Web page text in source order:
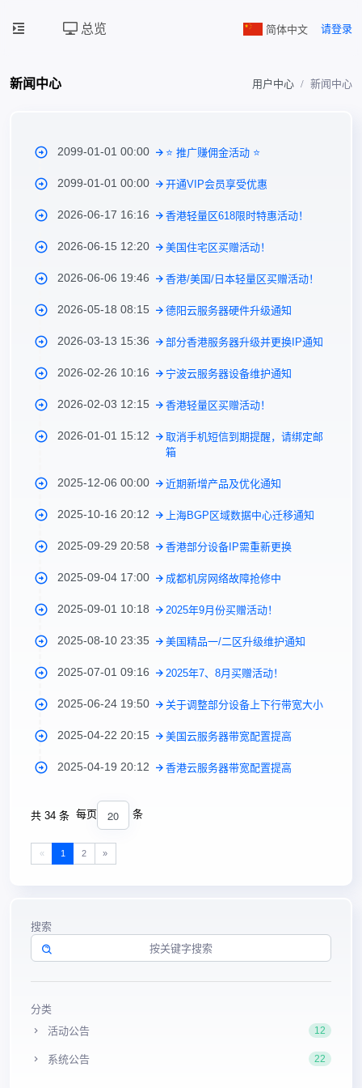
总览 简体中文 请登录
新闻中心 用户中心 新闻中心
2099-01-01 00:00 ⭐ 推广赚佣金活动 ⭐
2099-01-01 00:00 开通VIP会员享受优惠
2026-06-17 16:16 香港轻量区618限时特惠活动！
2026-06-15 12:20 美国住宅区买赠活动！
2026-06-06 19:46 香港/美国/日本轻量区买赠活动！
2026-05-18 08:15 德阳云服务器硬件升级通知
2026-03-13 15:36 部分香港服务器升级并更换IP通知
2026-02-26 10:16 宁波云服务器设备维护通知
2026-02-03 12:15 香港轻量区买赠活动！
2026-01-01 15:12
取消手机短信到期提醒，请绑定邮
箱
2025-12-06 00:00 近期新增产品及优化通知
2025-10-16 20:12 上海BGP区域数据中心迁移通知
2025-09-29 20:58 香港部分设备IP需重新更换
2025-09-04 17:00 成都机房网络故障抢修中
2025-09-01 10:18 2025年9月份买赠活动！
2025-08-10 23:35 美国精品一/二区升级维护通知
2025-07-01 09:16 2025年7、8月买赠活动！
2025-06-24 19:50 关于调整部分设备上下行带宽大小
2025-04-22 20:15 美国云服务器带宽配置提高
2025-04-19 20:12 香港云服务器带宽配置提高
共 34 条 每页 20 条
« 1 2 »
搜索
分类
活动公告
12
系统公告 22